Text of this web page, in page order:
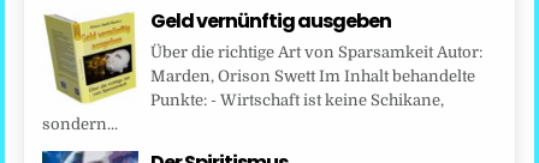
Geld vernünftig ausgeben
Über die richtige Art von Sparsamkeit Autor:
Marden, Orison Swett Im Inhalt behandelte
Punkte: - Wirtschaft ist keine Schikane,
sondern...